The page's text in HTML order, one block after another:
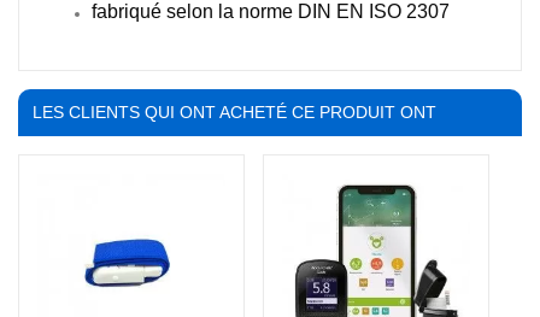
fabriqué selon la norme DIN EN ISO 2307
LES CLIENTS QUI ONT ACHETÉ CE PRODUIT ONT